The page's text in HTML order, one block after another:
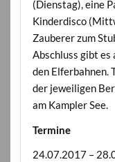
(Dienstag), eine
Kinderdisco
Zauberer zum
Abschluss gibt
den Elferbahnen.
der jeweiligen
am Kampler See.
Termine
24.07.2017 –